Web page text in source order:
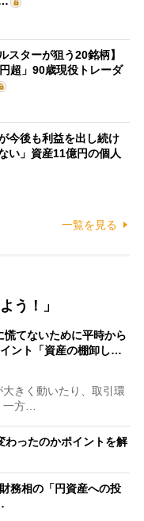
スターが狙う20銘柄】
超」90歳現役トレーダ
今後も利益を出し続け
い」資産11億円の個人
一覧を見る
う！」
慌てないために平時から
ント「資産の棚卸し…
きく動いたり、取引環
方…
わったのかポイントを解
務相の「円資産への投